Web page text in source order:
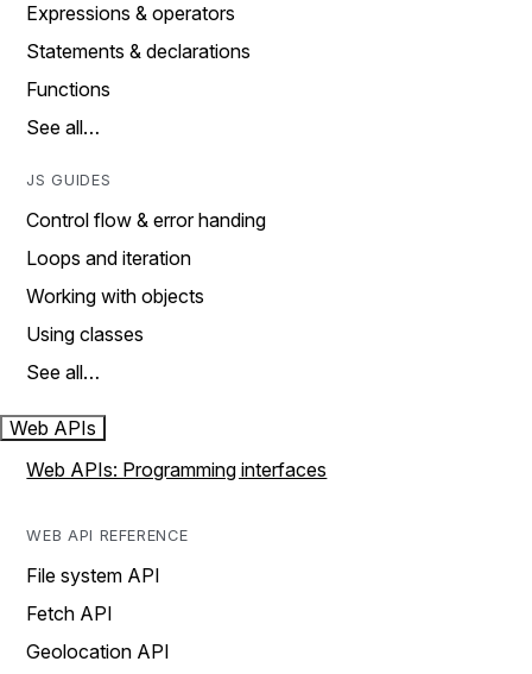
Expressions & operators
Statements & declarations
Functions
See all…
JS GUIDES
Control flow & error handing
Loops and iteration
Working with objects
Using classes
See all…
Web APIs
Web APIs: Programming interfaces
WEB API REFERENCE
File system API
Fetch API
Geolocation API